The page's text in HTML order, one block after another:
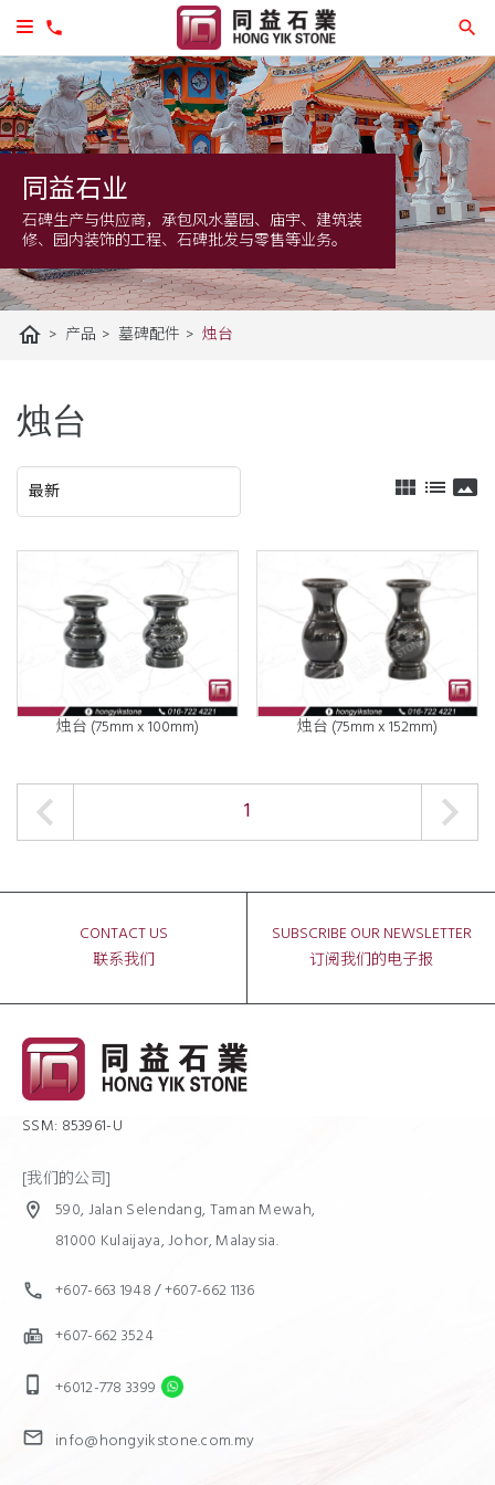
同益石业
石碑生产与供应商，承包风水墓园、庙宇、建筑装
修、园内装饰的工程、石碑批发与零售等业务。
home > 产品 > 墓碑配件 > 烛台
烛台
view_module list panorama
烛台 (75mm x 100mm) 烛台 (75mm x 152mm)
1
CONTACT US
联系我们
SUBSCRIBE OUR NEWSLETTER
订阅我们的电子报
SSM: 853961-U
[我们的公司]
location_on
590, Jalan Selendang, Taman Mewah,
81000 Kulaijaya, Johor, Malaysia.
call +607-663 1948/+607-662 1136
fax +607-662 3524
phone_iphone +6012-778 3399
mail info@hongyikstone.com.my